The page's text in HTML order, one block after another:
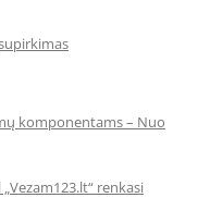
komponentams – Nuo
renkasi